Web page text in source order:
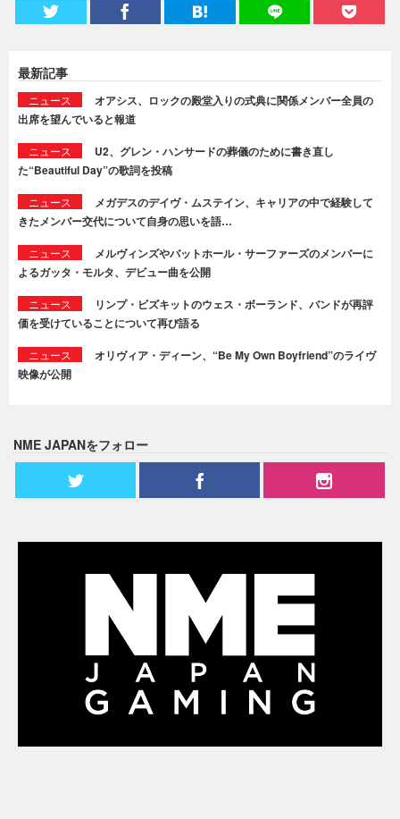
最新記事
ニュース
オアシス、ロックの殿堂入りの式典に関係メンバー全員の
出席を望んでいると報道
ニュース
U2、グレン・ハンサードの葬儀のために書き直し
た“Beautiful Day”の歌詞を投稿
ニュース
メガデスのデイヴ・ムステイン、キャリアの中で経験して
きたメンバー交代について自身の思いを語…
ニュース
メルヴィンズやバットホール・サーファーズのメンバーに
よるガッタ・モルタ、デビュー曲を公開
ニュース
リンプ・ビズキットのウェス・ボーランド、バンドが再評
価を受けていることについて再び語る
ニュース
オリヴィア・ディーン、“Be My Own Boyfriend”のライヴ
映像が公開
NME JAPANをフォロー